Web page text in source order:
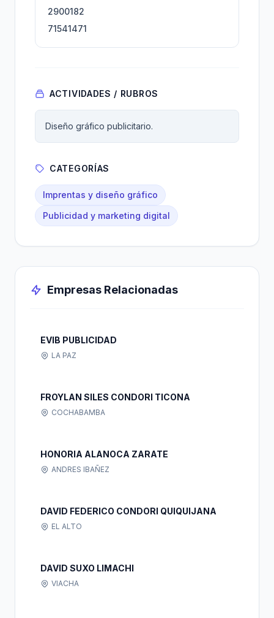
2900182
71541471
ACTIVIDADES / RUBROS
Diseño gráfico publicitario.
CATEGORÍAS
Imprentas y diseño gráfico
Publicidad y marketing digital
Empresas Relacionadas
EVIB PUBLICIDAD
LA PAZ
FROYLAN SILES CONDORI TICONA
COCHABAMBA
HONORIA ALANOCA ZARATE
ANDRES IBAÑEZ
DAVID FEDERICO CONDORI QUIQUIJANA
EL ALTO
DAVID SUXO LIMACHI
VIACHA